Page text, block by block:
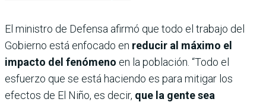
El ministro de Defensa afirmó que todo el trabajo del
Gobierno está enfocado en reducir al máximo el
impacto del fenómeno en la población. “Todo el
esfuerzo que se está haciendo es para mitigar los
efectos de El Niño, es decir, que la gente sea